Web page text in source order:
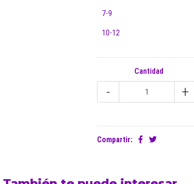
7-9
10-12
Cantidad
- +
Compartir: